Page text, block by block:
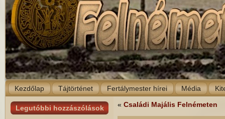
Kezdőlap Tájtörténet Fertálymester hírei Média
Legutóbbi hozzászólások « Családi Majális Felnémeten